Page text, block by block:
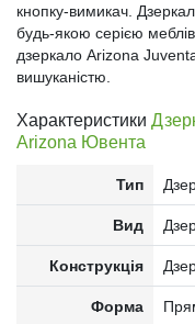
кнопку-вимикач.
будь-якою серією
дзеркало Arizona
вишуканістю.
Характеристики
Arizona Ювента
Тип
Вид
Конструкція
Форма